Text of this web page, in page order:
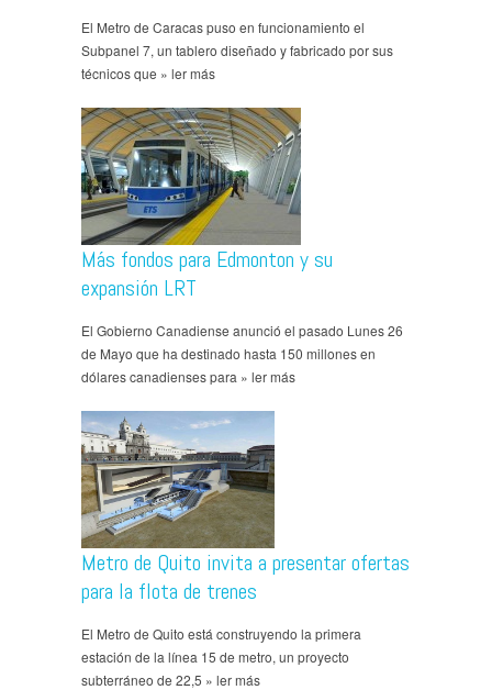
El Metro de Caracas puso en funcionamiento el
Subpanel 7, un tablero diseñado y fabricado por sus
técnicos que » ler más
Más fondos para Edmonton y su
expansión LRT
El Gobierno Canadiense anunció el pasado Lunes 26
de Mayo que ha destinado hasta 150 millones en
dólares canadienses para » ler más
Metro de Quito invita a presentar ofertas
para la flota de trenes
El Metro de Quito está construyendo la primera
estación de la línea 15 de metro, un proyecto
subterráneo de 22,5 » ler más